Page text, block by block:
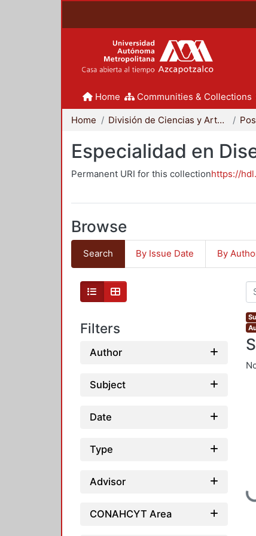
Home Communities & Collections
Home División de Ciencias y Artes para el Diseño
Especialidad en
Permanent URI for this collectionhttps://
Browse
Search By Issue Date By
Filters
Author
Subject
Date
Type
Advisor
CONAHCYT Area